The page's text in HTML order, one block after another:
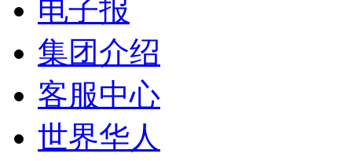
电子报
集团介绍
客服中心
世界华人